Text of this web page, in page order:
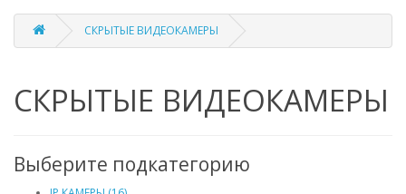
СКРЫТЫЕ ВИДЕОКАМЕРЫ
СКРЫТЫЕ ВИДЕОКАМЕРЫ
Выберите подкатегорию